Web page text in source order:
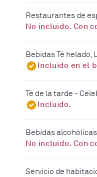
Restaurantes de
No incluido. Con
Bebidas Té helado,
Incluido en el
Té de la tarde -
Incluido.
Bebidas alcohólicas
No incluido. Con
Servicio de